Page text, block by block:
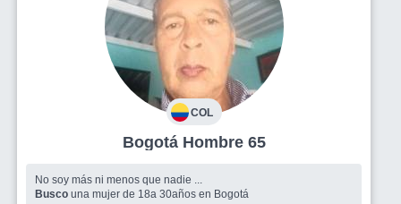
COL
Bogotá Hombre 65
No soy más ni menos que nadie ...
Busco una mujer de 18a 30años en Bogotá